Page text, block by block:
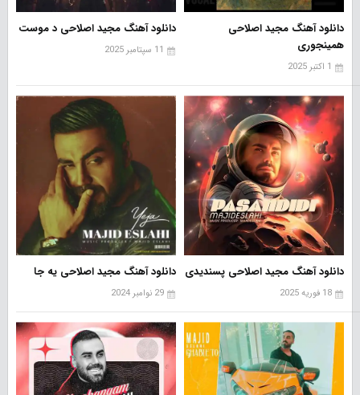
دانلود آهنگ مجید اصلاحی
همینجوری
1 اکتبر 2025
دانلود آهنگ مجید اصلاحی د موست
11 سپتامبر 2025
دانلود آهنگ مجید اصلاحی پسندیدی
18 فوریه 2025
دانلود آهنگ مجید اصلاحی یه جا
29 نوامبر 2024